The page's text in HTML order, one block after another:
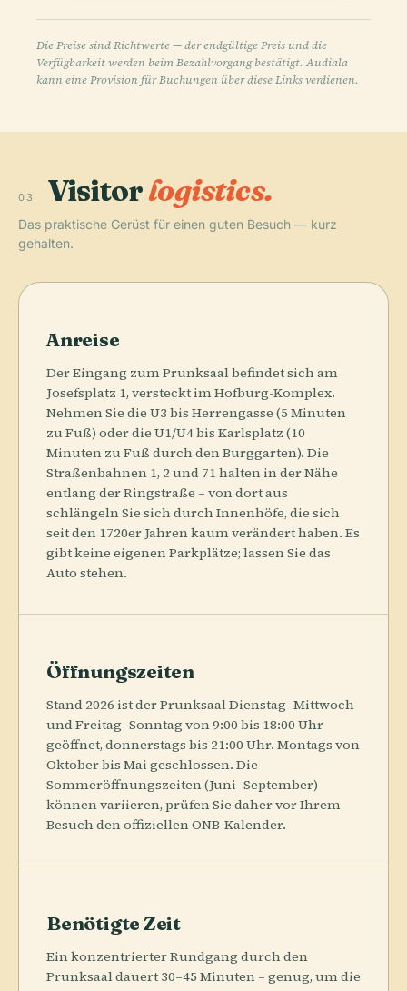
Die Preise sind Richtwerte — der endgültige Preis und die
Verfügbarkeit werden beim Bezahlvorgang bestätigt. Audiala
kann eine Provision für Buchungen über diese Links verdienen.
03 Visitorlogistics.
Das praktische Gerüst für einen guten Besuch — kurz
gehalten.
Anreise
Der Eingang zum Prunksaal befindet sich am
Josefsplatz 1, versteckt im Hofburg-Komplex.
Nehmen Sie die U3 bis Herrengasse (5 Minuten
zu Fuß) oder die U1/U4 bis Karlsplatz (10
Minuten zu Fuß durch den Burggarten). Die
Straßenbahnen 1, 2 und 71 halten in der Nähe
entlang der Ringstraße – von dort aus
schlängeln Sie sich durch Innenhöfe, die sich
seit den 1720er Jahren kaum verändert haben. Es
gibt keine eigenen Parkplätze; lassen Sie das
Auto stehen.
Öffnungszeiten
Stand 2026 ist der Prunksaal Dienstag–Mittwoch
und Freitag–Sonntag von 9:00 bis 18:00 Uhr
geöffnet, donnerstags bis 21:00 Uhr. Montags von
Oktober bis Mai geschlossen. Die
Sommeröffnungszeiten (Juni–September)
können variieren, prüfen Sie daher vor Ihrem
Besuch den offiziellen ONB-Kalender.
Benötigte Zeit
Ein konzentrierter Rundgang durch den
Prunksaal dauert 30–45 Minuten – genug, um die